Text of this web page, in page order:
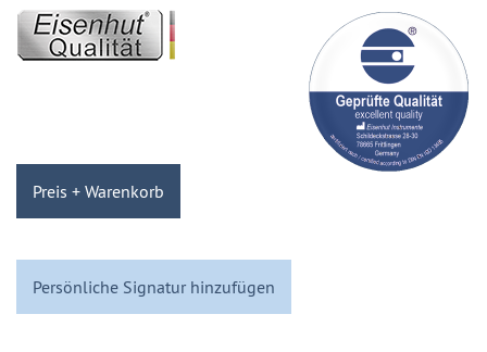
Preis + Warenkorb
Persönliche Signatur hinzufügen